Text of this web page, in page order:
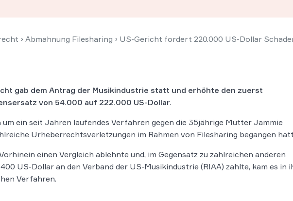
› Abmahnung Filesharing › US-Gericht fordert 220.000 US-Dollar
gab dem Antrag der Musikindustrie statt und erhöhte den zuerst
von 54.000 auf 222.000 US-Dollar.
um ein seit Jahren laufendes Verfahren gegen die 35jährige Mutter Jammie
Urheberrechtsverletzungen im Rahmen von Filesharing begangen
einen Vergleich ablehnte und, im Gegensatz zu zahlreichen anderen
US-Dollar an den Verband der US-Musikindustrie (RIAA) zahlte, kam es in
Verfahren.